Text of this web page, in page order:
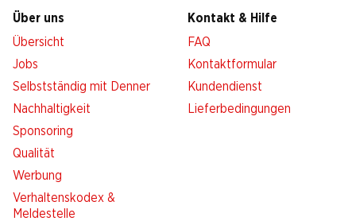
Über uns
Übersicht
Jobs
Selbstständig mit Denner
Nachhaltigkeit
Sponsoring
Qualität
Werbung
Verhaltenskodex &
Meldestelle
Kontakt & Hilfe
FAQ
Kontaktformular
Kundendienst
Lieferbedingungen